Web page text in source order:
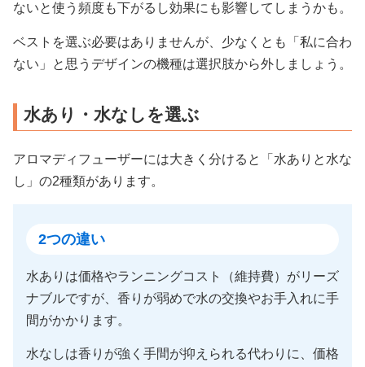
ないと使う頻度も下がるし効果にも影響してしまうかも。
ベストを選ぶ必要はありませんが、少なくとも「私に合わ
ない」と思うデザインの機種は選択肢から外しましょう。
水あり・水なしを選ぶ
アロマディフューザーには大きく分けると「水ありと水な
し」の2種類があります。
2つの違い
水ありは価格やランニングコスト（維持費）がリーズ
ナブルですが、香りが弱めで水の交換やお手入れに手
間がかかります。
水なしは香りが強く手間が抑えられる代わりに、価格